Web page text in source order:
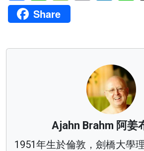
Share
Ajahn Brahm 阿姜
1951年生於倫敦，劍橋大學